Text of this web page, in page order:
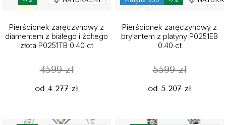
Pierścionek zaręczynowy z
diamentem z białego i żółtego
złota P0251TB 0.40 ct
4599 zł
od 4 277 zł
Pierścionek zaręczynowy z
brylantem z platyny P0251EB
0.40 ct
5599 zł
od 5 207 zł